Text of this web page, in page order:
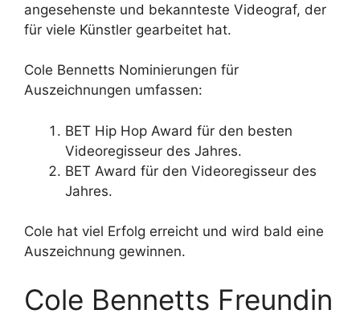
angesehenste und bekannteste Videograf, der
für viele Künstler gearbeitet hat.
Cole Bennetts Nominierungen für
Auszeichnungen umfassen:
BET Hip Hop Award für den besten
Videoregisseur des Jahres.
BET Award für den Videoregisseur des
Jahres.
Cole hat viel Erfolg erreicht und wird bald eine
Auszeichnung gewinnen.
Cole Bennetts Freundin